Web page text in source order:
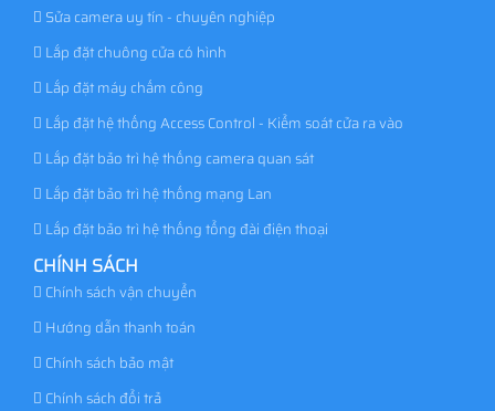
Sửa camera uy tín - chuyên nghiệp
Lắp đặt chuông cửa có hình
Lắp đặt máy chấm công
Lắp đặt hệ thống Access Control - Kiểm soát cửa ra vào
Lắp đặt bảo trì hệ thống camera quan sát
Lắp đặt bảo trì hệ thống mạng Lan
Lắp đặt bảo trì hệ thống tổng đài điện thoại
CHÍNH SÁCH
Chính sách vận chuyển
Hướng dẫn thanh toán
Chính sách bảo mật
Chính sách đổi trả